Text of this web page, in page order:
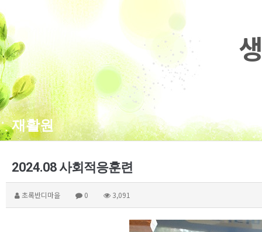
재활원
2024.08 사회적응훈련
초록반디마을 0 3,091